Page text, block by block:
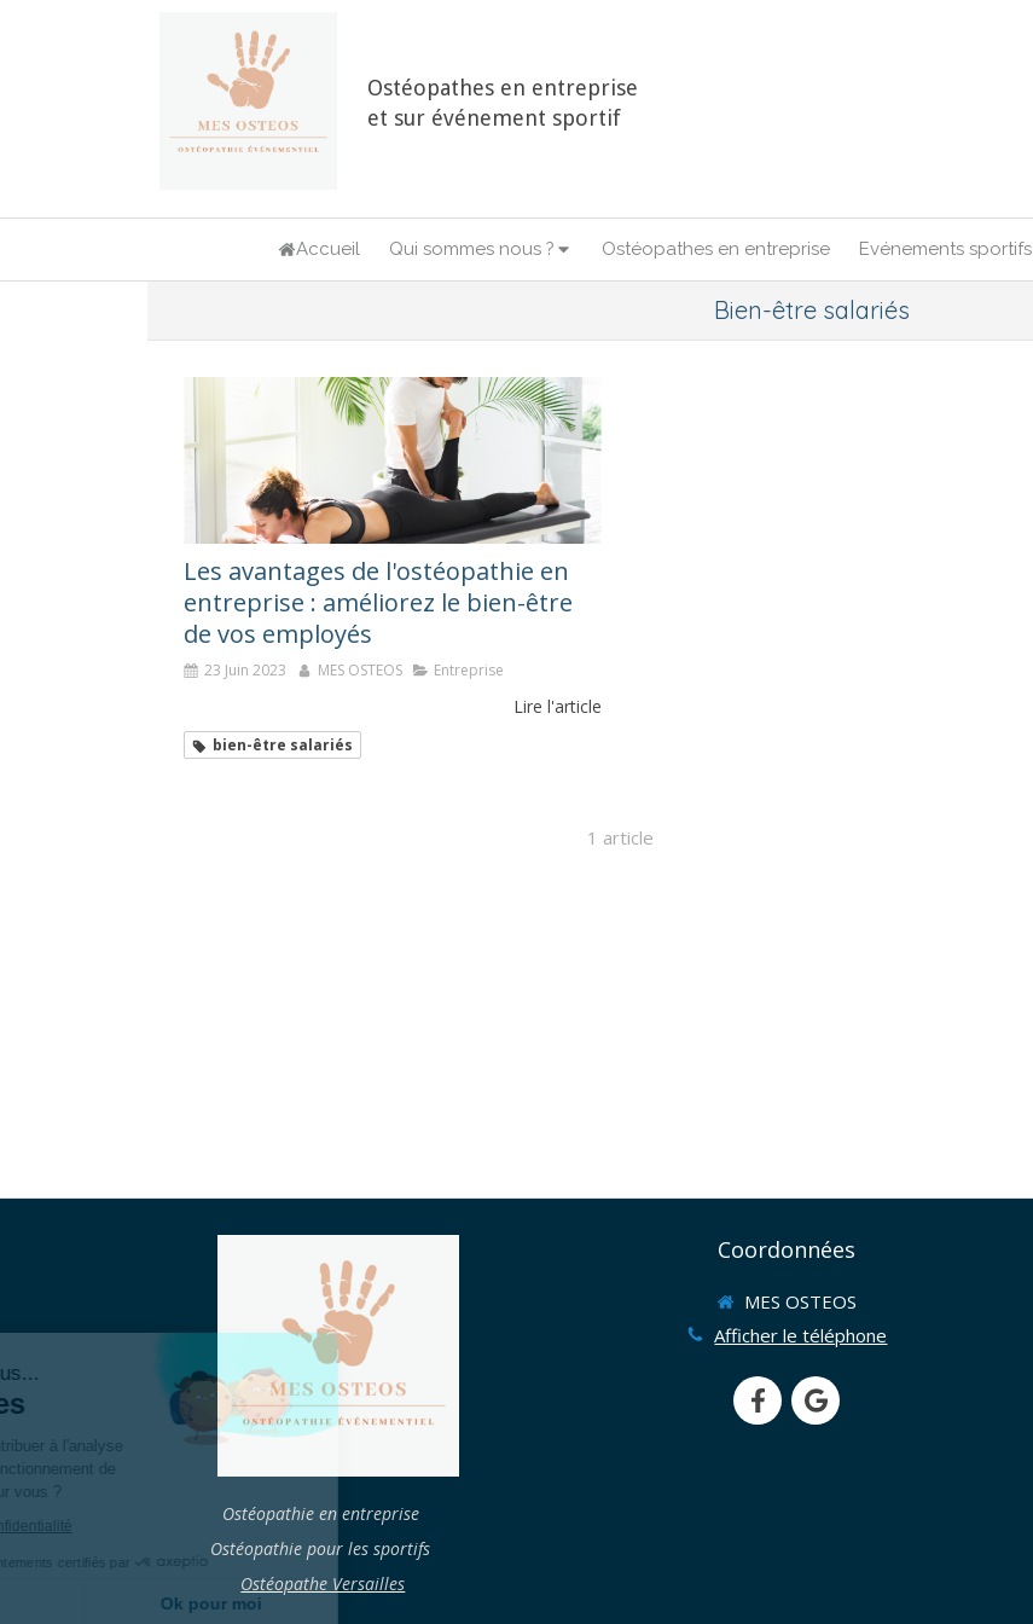
Ostéopathes en entreprise
et sur événement sportif
Accueil Qui sommes nous ? Ostéopathes en entreprise Evénements sportifs
Bien-être salariés
Les avantages de l'ostéopathie en
entreprise : améliorez le bien-être
de vos employés
23 Juin 2023 MES OSTEOS Entreprise
Lire l'article
bien-être salariés
1 article
Ostéopathie en entreprise
Ostéopathie pour les sportifs
Ostéopathe Versailles
Coordonnées
MES OSTEOS
Afficher le téléphone
Bonjour c'est nous...
Les Cookies
Notre rôle est de contribuer à l'analyse
du trafic et au bon fonctionnement de
ce site. C'est OK pour vous ?
Lire la politique de confidentialité
Consentements certifiés par
Je choisis